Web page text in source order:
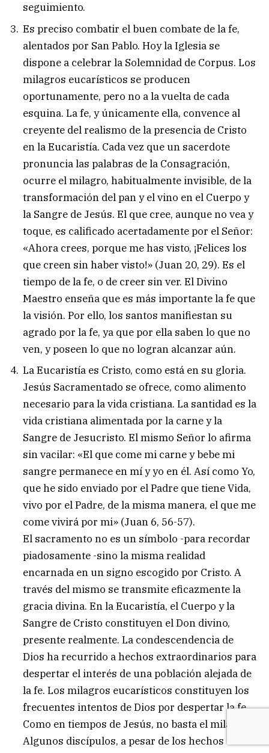
seguimiento.
Es preciso combatir el buen combate de la fe,
alentados por San Pablo. Hoy la Iglesia se
dispone a celebrar la Solemnidad de Corpus. Los
milagros eucarísticos se producen
oportunamente, pero no a la vuelta de cada
esquina. La fe, y únicamente ella, convence al
creyente del realismo de la presencia de Cristo
en la Eucaristía. Cada vez que un sacerdote
pronuncia las palabras de la Consagración,
ocurre el milagro, habitualmente invisible, de la
transformación del pan y el vino en el Cuerpo y
la Sangre de Jesús. El que cree, aunque no vea y
toque, es calificado acertadamente por el Señor:
«Ahora crees, porque me has visto, ¡Felices los
que creen sin haber visto!» (Juan 20, 29). Es el
tiempo de la fe, o de creer sin ver. El Divino
Maestro enseña que es más importante la fe que
la visión. Por ello, los santos manifiestan su
agrado por la fe, ya que por ella saben lo que no
ven, y poseen lo que no logran alcanzar aún.
La Eucaristía es Cristo, como está en su gloria.
Jesús Sacramentado se ofrece, como alimento
necesario para la vida cristiana. La santidad es la
vida cristiana alimentada por la carne y la
Sangre de Jesucristo. El mismo Señor lo afirma
sin vacilar: «El que come mi carne y bebe mi
sangre permanece en mí y yo en él. Así como Yo,
que he sido enviado por el Padre que tiene Vida,
vivo por el Padre, de la misma manera, el que me
come vivirá por mi» (Juan 6, 56-57).
El sacramento no es un símbolo -para recordar
piadosamente -sino la misma realidad
encarnada en un signo escogido por Cristo. A
través del mismo se transmite eficazmente la
gracia divina. En la Eucaristía, el Cuerpo y la
Sangre de Cristo constituyen el Don divino,
presente realmente. La condescendencia de
Dios ha recurrido a hechos extraordinarios para
despertar el interés de una población alejada de
la fe. Los milagros eucarísticos constituyen los
frecuentes intentos de Dios por despertar la fe.
Como en tiempos de Jesús, no basta el milagro.
Algunos discípulos, a pesar de los hechos